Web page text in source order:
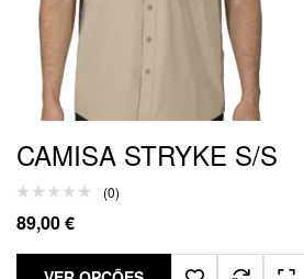
CAMISA STRYKE S/S
(0)
89,00€